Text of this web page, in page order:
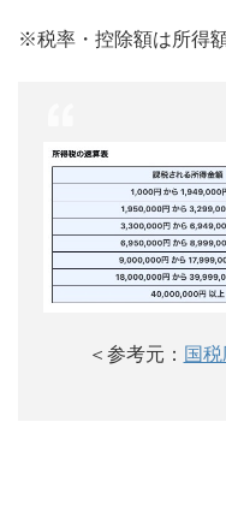
※税率・控除額は所得
＜参考元： 国